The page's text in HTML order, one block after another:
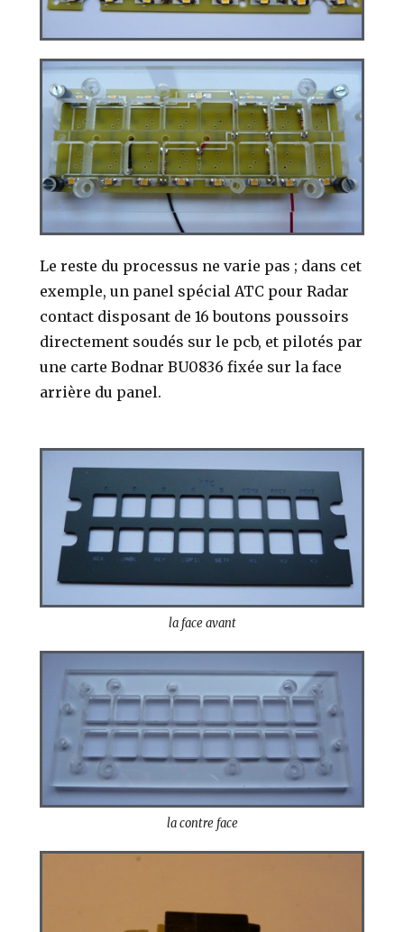
Le reste du processus ne varie pas ; dans cet
exemple, un panel spécial ATC pour Radar
contact disposant de 16 boutons poussoirs
directement soudés sur le pcb, et pilotés par
une carte Bodnar BU0836 fixée sur la face
arrière du panel.
la face avant
la contre face